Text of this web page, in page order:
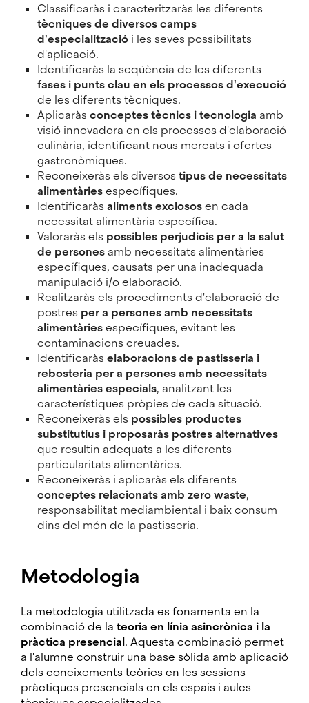
Classificaràs i caracteritzaràs les diferents
tècniques de diversos camps
d'especialització i les seves possibilitats
d'aplicació.
Identificaràs la seqüència de les diferents
fases i punts clau en els processos d'execució
de les diferents tècniques.
Aplicaràs conceptes tècnics i tecnologia amb
visió innovadora en els processos d'elaboració
culinària, identificant nous mercats i ofertes
gastronòmiques.
Reconeixeràs els diversos tipus de necessitats
alimentàriesespecífiques.
Identificaràs aliments exclososen cada
necessitat alimentària específica.
Valoraràs els possibles perjudicis per a la salut
de persones amb necessitats alimentàries
específiques, causats per una inadequada
manipulació i/o elaboració.
Realitzaràs els procediments d'elaboració de
postres per a persones amb necessitats
alimentàriesespecífiques, evitant les
contaminacions creuades.
Identificaràs elaboracions de pastisseria i
rebosteria per a persones amb necessitats
alimentàries especials, analitzant les
característiques pròpies de cada situació.
Reconeixeràs els possibles productes
substitutius i proposaràs postres alternatives
que resultin adequats a les diferents
particularitats alimentàries.
Reconeixeràs i aplicaràs els diferents
conceptes relacionats amb zero waste,
responsabilitat mediambiental i baix consum
dins del món de la pastisseria.
Metodologia
La metodologia utilitzada es fonamenta en la
combinació de la teoria en línia asincrònica i la
pràctica presencial. Aquesta combinació permet
a l'alumne construir una base sòlida amb aplicació
dels coneixements teòrics en les sessions
pràctiques presencials en els espais i aules